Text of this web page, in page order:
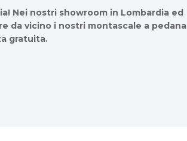
Nei nostri showroom in Lombardia ed
da vicino i nostri montascale a pedana
gratuita.